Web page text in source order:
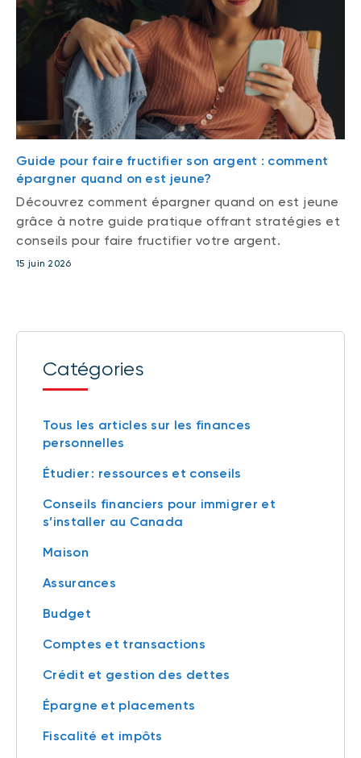
Guide pour faire fructifier son argent : comment
épargner quand on est jeune?
Découvrez comment épargner quand on est jeune
grâce à notre guide pratique offrant stratégies et
conseils pour faire fructifier votre argent.
15 juin 2026
Catégories
Tous les articles sur les finances
personnelles
Étudier : ressources et conseils
Conseils financiers pour immigrer et
s’installer au Canada
Maison
Assurances
Budget
Comptes et transactions
Crédit et gestion des dettes
Épargne et placements
Fiscalité et impôts